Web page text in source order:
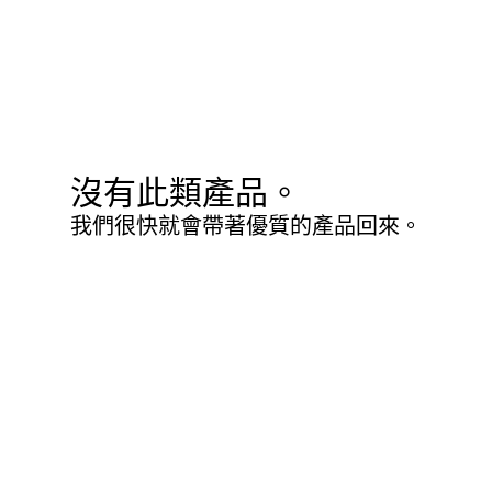
沒有此類產品。
我們很快就會帶著優質的產品回來。